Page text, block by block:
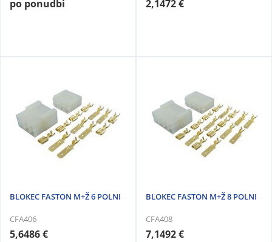
po ponudbi 2,1472 €
BLOKEC FASTON M+Ž 6 POLNI
CFA406
5,6486 €
BLOKEC FASTON M+Ž 8 POLNI
CFA408
7,1492 €